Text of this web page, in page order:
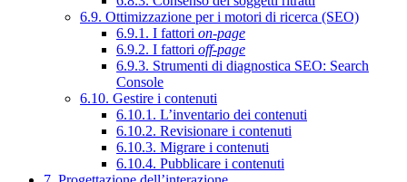
6.9. Ottimizzazione per i motori di ricerca (SEO)
6.9.1. I fattori on-page
6.9.2. I fattori off-page
6.9.3. Strumenti di diagnostica SEO: Search
Console
6.10. Gestire i contenuti
6.10.1. L’inventario dei contenuti
6.10.2. Revisionare i contenuti
6.10.3. Migrare i contenuti
6.10.4. Pubblicare i contenuti